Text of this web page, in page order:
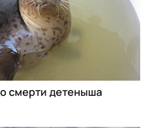
смерти детеныша